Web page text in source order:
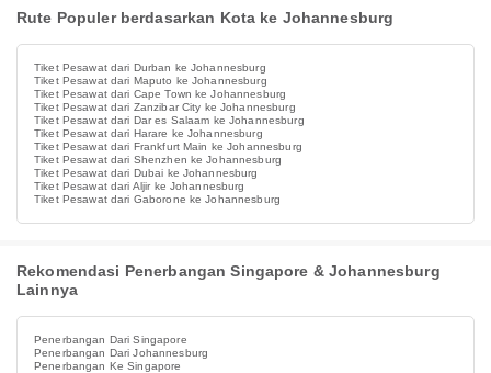
Rute Populer berdasarkan Kota ke Johannesburg
Tiket Pesawat dari Durban ke Johannesburg
Tiket Pesawat dari Maputo ke Johannesburg
Tiket Pesawat dari Cape Town ke Johannesburg
Tiket Pesawat dari Zanzibar City ke Johannesburg
Tiket Pesawat dari Dar es Salaam ke Johannesburg
Tiket Pesawat dari Harare ke Johannesburg
Tiket Pesawat dari Frankfurt Main ke Johannesburg
Tiket Pesawat dari Shenzhen ke Johannesburg
Tiket Pesawat dari Dubai ke Johannesburg
Tiket Pesawat dari Aljir ke Johannesburg
Tiket Pesawat dari Gaborone ke Johannesburg
Rekomendasi Penerbangan Singapore & Johannesburg
Lainnya
Penerbangan Dari Singapore
Penerbangan Dari Johannesburg
Penerbangan Ke Singapore